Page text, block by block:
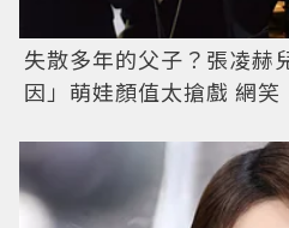
失散多年的父子？張凌赫
因」萌娃顏值太搶戲 網